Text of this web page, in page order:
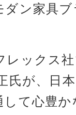
ダン家具
レックス
氏が、日
して心豊